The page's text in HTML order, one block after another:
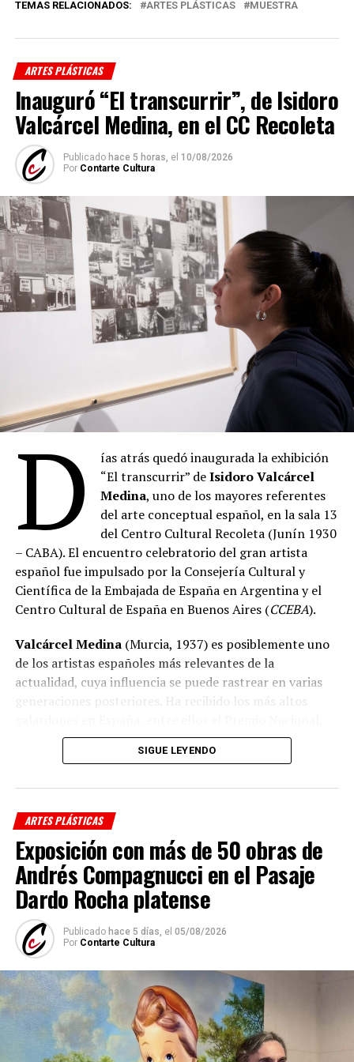
TEMAS RELACIONADOS: ARTES PLÁSTICAS MUESTRA
ARTES PLÁSTICAS
Inauguró “El transcurrir”, de Isidoro
Valcárcel Medina, en el CC Recoleta
Publicado hace 5 horas, el 10/08/2026
Por Contarte Cultura
D
ías atrás quedó inaugurada la exhibición
“El transcurrir” deIsidoro Valcárcel
Medina, uno de los mayores referentes
del arte conceptual español, en la sala 13
del Centro Cultural Recoleta (Junín 1930
– CABA). El encuentro celebratorio del gran artista
español fue impulsado por la Consejería Cultural y
Científica de la Embajada de España en Argentina y el
Centro Cultural de España en Buenos Aires (CCEBA).
Valcárcel Medina(Murcia, 1937) es posiblemente uno
de los artistas españoles más relevantes de la
actualidad, cuya influencia se puede rastrear en varias
generaciones posteriores. Ha recibido los más altos
en 2007, y el prestigioso Premio Velázquez, en 2015.
Figura clave del arte español, ha desarrollado desde los
énfasis del objeto hacia el proceso y la idea, entendiendo
la exposición como un espacio posible de pensamiento.
SIGUE LEYENDO
ARTES PLÁSTICAS
Exposición con más de 50 obras de
Andrés Compagnucci en el Pasaje
Dardo Rocha platense
Publicado hace 5 días, el 05/08/2026
Por Contarte Cultura